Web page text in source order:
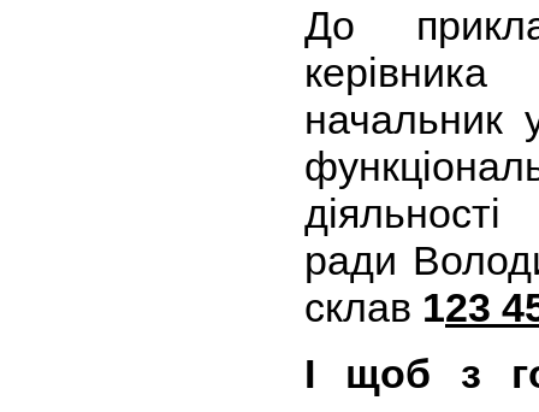
До
начальник
ради
склав 123
І щоб з